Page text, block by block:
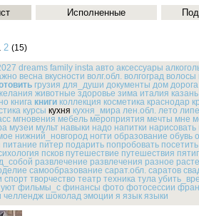
Исполненные
2 (15)
dreams family insta авто аксессуары
весна вкусности волг.обл. волгоград волосы
грузия для_души документы дом дорога
животные здоровье зима италия казань
книга книги коллекция косметика краснодар
курсы кухня кухня_мира лен.обл. лето
мгновения мебель мероприятия мечты мне
музеи мульт навыки надо напитки нарисовать
нижний_новгород ногти образование обувь
питание питер подарить попробовать посетить
псков путешествие путешествия
развлечение развлечения разное
самообразование сарат.обл. саратов
спорт творчество театр техника тула
уют фильмы_с финансы фото фотосессии
челлендж шоколад эмоции я язык языки